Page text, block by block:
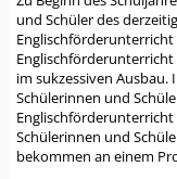
und Schüler des
im sukzessiven
Schülerinnen und
Englischförderunterricht
Schülerinnen und
bekommen an einem